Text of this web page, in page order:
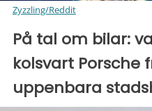
Zyzzling/Reddit
På tal om bilar:
kolsvart Porsche
uppenbara